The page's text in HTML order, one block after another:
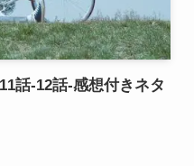
話-12話-感想付きネタ